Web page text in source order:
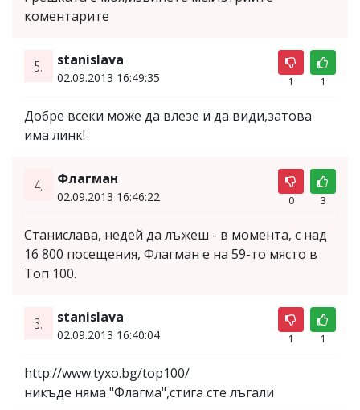
коментарите
5. stanislava
02.09.2013 16:49:35 1 1
Добре всеки може да влезе и да види,затова
има линк!
4. Флагман
02.09.2013 16:46:22 0 3
Станислава, недей да лъжеш - в момента, с над
16 800 посещения, Флагман е на 59-то място в
Топ 100.
3. stanislava
02.09.2013 16:40:04 1 1
http://www.tyxo.bg/top100/
никъде няма "Флагма",стига сте лъгали